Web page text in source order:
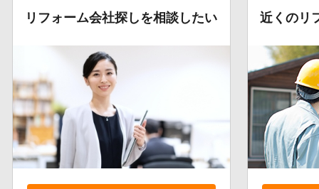
リフォーム会社探しを相談したい 近くのリ